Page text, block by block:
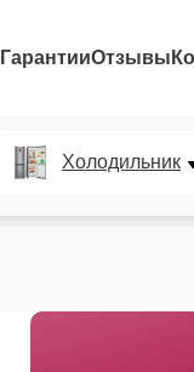
ГарантииОтзывы
Холодильник